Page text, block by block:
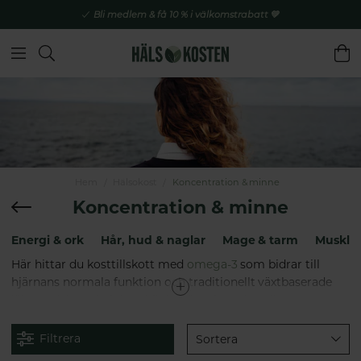
Bli medlem & få 10 % i välkomstrabatt 💚
Koncentration & minne
Koncentration & minne
Energi & ork Hår, hud & naglar Mage & tarm
Här hittar du kosttillskott med omega-3 som bidrar till
hjärnans normala funktion och traditionellt växtbaserade
läkemedel med ginkgo biloba för minnesbesvär,
hittar även lecithin, l-theanin och andra kosttillskott.
Filtrera Sortera